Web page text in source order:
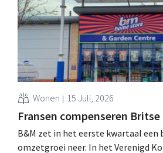
Wonen 15 Juli, 2026
Fransen compenseren
B&M zet in het eerste kwartaal een
omzetgroei neer. In het Verenigd